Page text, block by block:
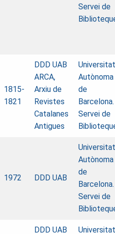
Servei de
1815-
1821
DDD UAB
ARCA,
Arxiu de
Revistes
Catalanes
Antigues
Universitat
Autònoma
de
Barcelona.
Servei de
1972 DDD UAB
Universitat
Autònoma
de
Barcelona.
Servei de
DDD UAB
Universitat